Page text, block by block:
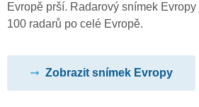
Evropě prší. Radarový snímek
100 radarů po celé Evropě.
Zobrazit snímek Evropy